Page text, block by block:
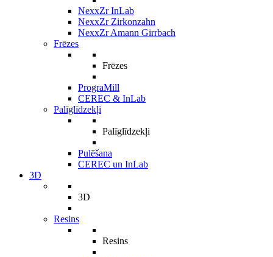
NexxZr InLab
NexxZr Zirkonzahn
NexxZr Amann Girrbach
Frēzes
Frēzes
PrograMill
CEREC & InLab
Palīglīdzekļi
Palīglīdzekļi
Pulēšana
CEREC un InLab
3D
3D
Resins
Resins